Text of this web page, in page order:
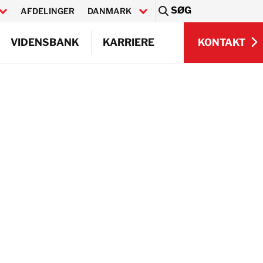
AFDELINGER DANMARK SØG
VIDENSBANK KARRIERE KONTAKT